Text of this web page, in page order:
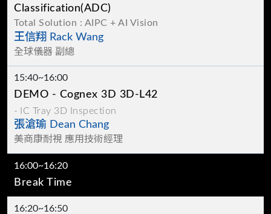
Classification(ADC)
Total Solution : AIPC + AI Vision
王信翔 Rack Wang
全球儀器 副總
15:40~16:00
DEMO - Cognex 3D 3D-L42
IC Tray 3D Inspection
張滄瑜 Dean Chang
美商康耐視 應用技術經理
16:00~16:20
Break Time
16:20~16:50